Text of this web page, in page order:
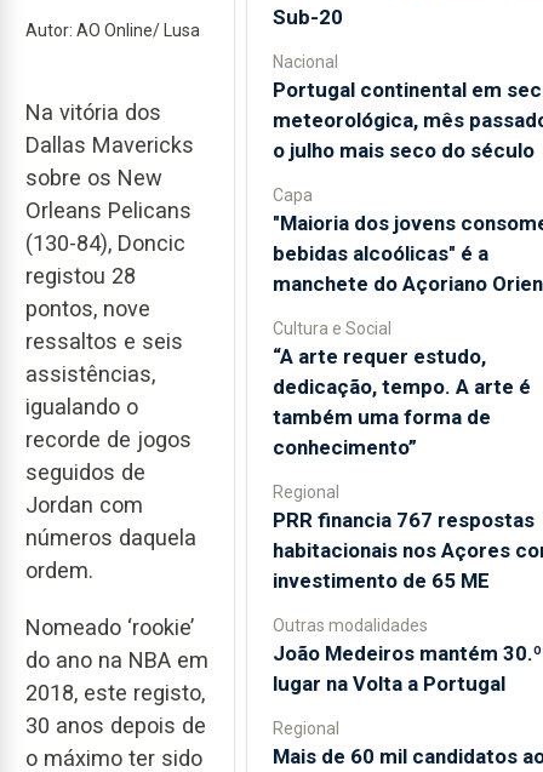
Autor: AO Online/ Lusa
Na vitória dos
Dallas Mavericks
sobre os New
Orleans Pelicans
(130-84), Doncic
registou 28
pontos, nove
ressaltos e seis
assistências,
igualando o
recorde de jogos
seguidos de
Jordan com
números daquela
ordem.
Nomeado ‘rookie’
do ano na NBA em
2018, este registo,
30 anos depois de
o máximo ter sido
Sub-20
Nacional
Portugal continental em
meteorológica, mês
o julho mais seco do século
Capa
"Maioria dos jovens
bebidas alcoólicas" é a
manchete do Açoriano
Cultura e Social
“A arte requer estudo,
dedicação, tempo. A arte é
também uma forma de
conhecimento”
Regional
PRR financia 767 respostas
habitacionais nos Açores
investimento de 65 ME
Outras modalidades
João Medeiros mantém 30.º
lugar na Volta a Portugal
Regional
Mais de 60 mil candidatos